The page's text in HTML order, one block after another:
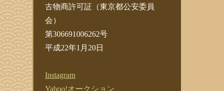
古物商許可証（東京都公安委員
会）
第306691006262号
平成22年1月20日
Instagram
Yahoo!オークション